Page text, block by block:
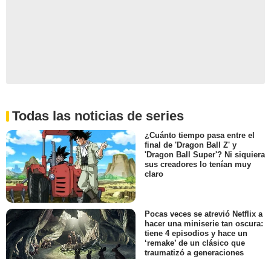
Todas las noticias de series
¿Cuánto tiempo pasa entre el
final de 'Dragon Ball Z' y
'Dragon Ball Super'? Ni siquiera
sus creadores lo tenían muy
claro
Pocas veces se atrevió Netflix a
hacer una miniserie tan oscura:
tiene 4 episodios y hace un
‘remake’ de un clásico que
traumatizó a generaciones